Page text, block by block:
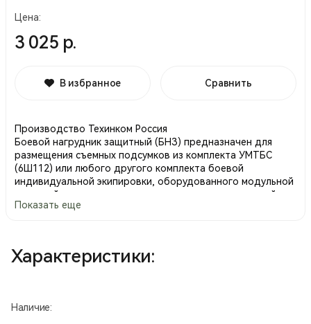
Цена:
3 025 р.
В избранное Сравнить
Производство Техинком Россия
Боевой нагрудник защитный (БНЗ) предназначен для
размещения съемных подсумков из комплекта УМТБС
(6Ш112) или любого другого комплекта боевой
индивидуальной экипировки, оборудованного модульной
системой крепления съемных подсумков, совместимой с
системой УМТБС (MOLLE, PALS).
ношение возможно только с дополнительным ремнем.
основание, откидную секцию, плечевые лямки и поясную
Показать еще
Характеристики:
Наличие: